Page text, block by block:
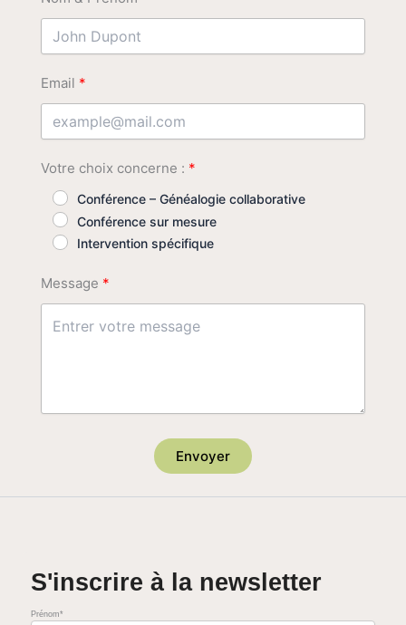
Email
Votre choix concerne :
Conférence – Généalogie collaborative
Conférence sur mesure
Intervention spécifique
Message
Envoyer
S'inscrire à la newsletter
Prénom*